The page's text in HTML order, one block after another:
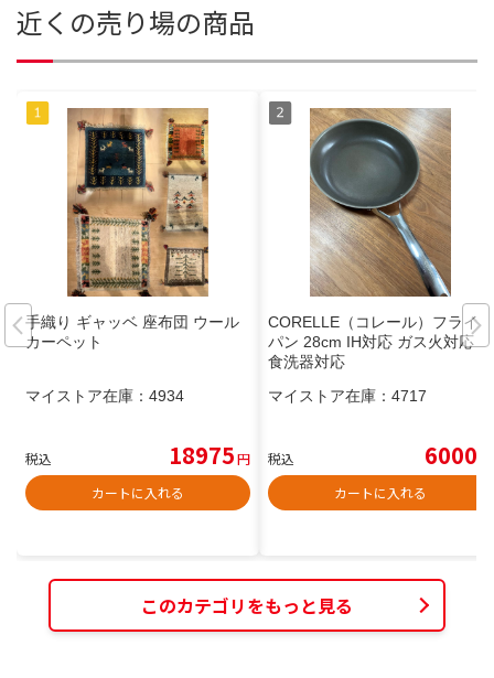
近くの売り場の商品
手織り ギャッベ 座布団 ウール
カーペット
マイストア在庫： 4934
税込 18975円
カートに入れる
CORELLE（コレール）フライ
パン 28cm IH対応 ガス火対応
食洗器対応
マイストア在庫： 4717
税込 6000
カートに入れる
このカテゴリをもっと見る